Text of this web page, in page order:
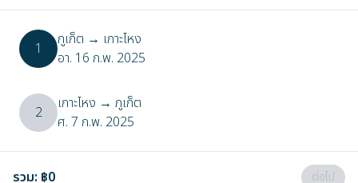
1 ภูเก็ต → เกาะไหง
อา. 16 ก.พ. 2025
2 เกาะไหง → ภูเก็ต
ศ. 7 ก.พ. 2025
รวม: ฿0 ต่อไป